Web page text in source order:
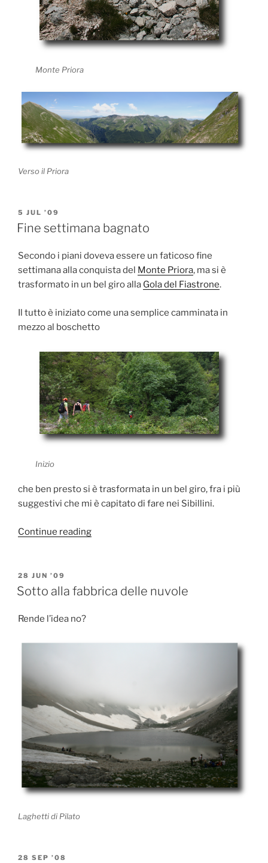
Monte Priora
Verso il Priora
POSTED
ON
5 JUL ’09
Fine settimana bagnato
Secondo i piani doveva essere un faticoso fine
settimana alla conquista del Monte Priora, ma si è
trasformato in un bel giro alla Gola del Fiastrone.
Il tutto è iniziato come una semplice camminata in
mezzo al boschetto
Inizio
che ben presto si è trasformata in un bel giro, fra i più
suggestivi che mi è capitato di fare nei Sibillini.
Continue reading“Fine
POSTED
ON
28 JUN ’09
Sotto alla fabbrica delle nuvole
Rende l’idea no?
Laghetti di Pilato
POSTED
28 SEP ’08